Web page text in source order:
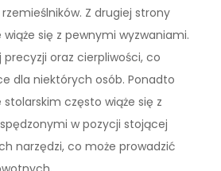
Z drugiej strony
się z pewnymi wyzwaniami.
oraz cierpliwości, co
dla niektórych osób. Ponadto
często wiąże się z
w pozycji stojącej
narzędzi, co może prowadzić